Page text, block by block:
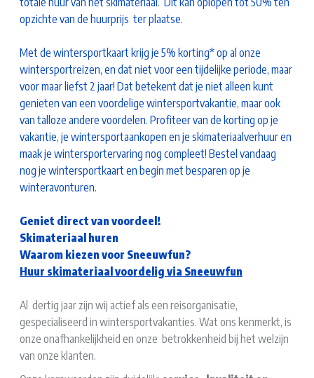
opzichte van de huurprijs ter plaatse.
Met de wintersportkaart krijg je 5% korting* op al onze
wintersportreizen, en dat niet voor een tijdelijke periode, maar
voor maar liefst 2 jaar! Dat betekent dat je niet alleen kunt
genieten van een voordelige wintersportvakantie, maar ook
van talloze andere voordelen. Profiteer van de korting op je
vakantie, je wintersportaankopen en je skimateriaalverhuur en
maak je wintersportervaring nog compleet! Bestel vandaag
nog je wintersportkaart en begin met besparen op je
winteravonturen.
Geniet direct van voordeel!
Skimateriaal huren
Waarom kiezen voor Sneeuwfun?
Huur skimateriaal voordelig via Sneeuwfun
Al dertig jaar zijn wij actief als een reisorganisatie,
gespecialiseerd in wintersportvakanties. Wat ons kenmerkt, is
onze onafhankelijkheid en onze betrokkenheid bij het welzijn
van onze klanten.